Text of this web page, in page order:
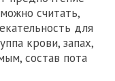
считать,
для
крови, запах,
состав пота